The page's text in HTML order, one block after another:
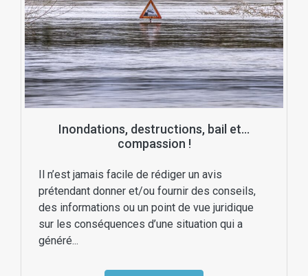
Inondations, destructions, bail et…
compassion !
Il n’est jamais facile de rédiger un avis
prétendant donner et/ou fournir des conseils,
des informations ou un point de vue juridique
sur les conséquences d’une situation qui a
généré...